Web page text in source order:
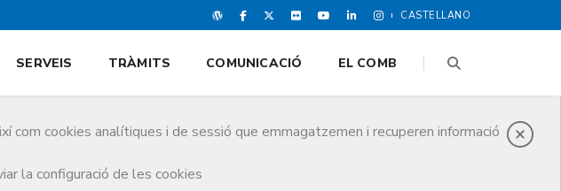
CASTELLANO
cookies analítiques i de sessió que emmagatzemen i recuperen informació
la configuració de les cookies
SERVEIS TRÀMITS COMUNICACIÓ EL COMB